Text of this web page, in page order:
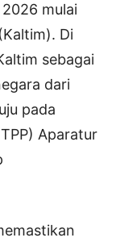
mulai
Di
sebagai
dari
pada
Aparatur